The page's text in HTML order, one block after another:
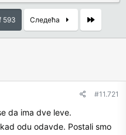
593 Следећа Last
#11.721
da ima dve leve.
odu odavde. Postali smo